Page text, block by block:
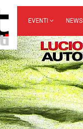
EVENTI NEWS